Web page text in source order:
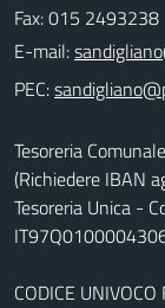
Fax: 015 2493238
E-mail:
PEC:
Tesoreria
(Richiedere IBAN
Tesoreria Unica -
CODICE